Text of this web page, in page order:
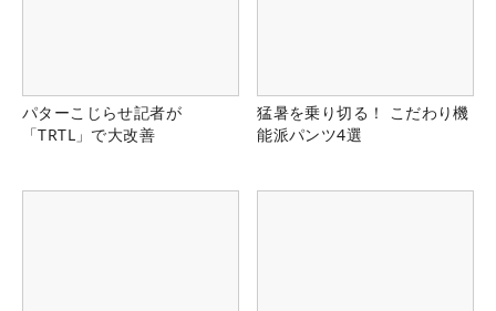
パターこじらせ記者が
「TRTL」で大改善
猛暑を乗り切る！ こだわり機
能派パンツ4選